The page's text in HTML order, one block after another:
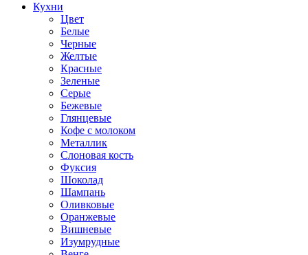
Кухни
Цвет
Белые
Черные
Желтые
Красные
Зеленые
Серые
Бежевые
Глянцевые
Кофе с молоком
Металлик
Слоновая кость
Фуксия
Шоколад
Шампань
Оливковые
Оранжевые
Вишневые
Изумрудные